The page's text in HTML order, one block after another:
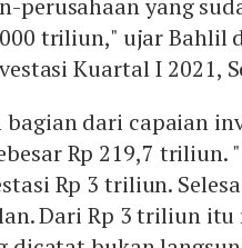
perusahaan yang
triliun," ujar Bahlil
Kuartal I 2021,
dari capaian
Rp 219,7 triliun.
Rp 3 triliun.
Dari Rp 3 triliun itu